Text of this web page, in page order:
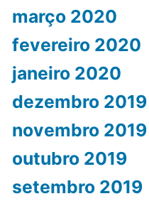
março 2020
fevereiro 2020
janeiro 2020
dezembro 2019
novembro 2019
outubro 2019
setembro 2019